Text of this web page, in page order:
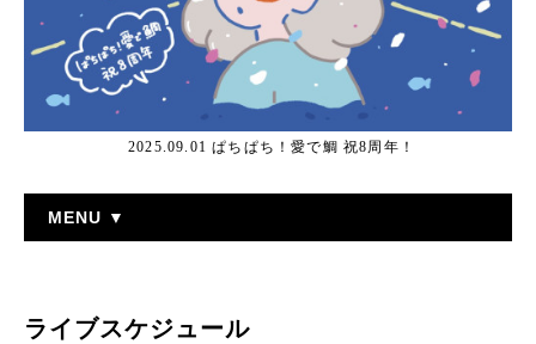
2025.09.01 ぱちぱち！愛で鯛 祝8周年！
MENU ▼
ライブスケジュール